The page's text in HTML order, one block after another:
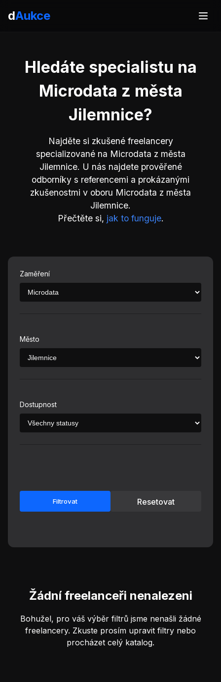
dAukce
Hledáte specialistu na
Microdata z města
Jilemnice?
Najděte si zkušené freelancery
specializované na Microdata z města
Jilemnice. U nás najdete prověřené
odborníky s referencemi a prokázanými
zkušenostmi v oboru Microdata z města
Jilemnice.
Přečtěte si, jak to funguje.
Zaměření
Město
Dostupnost
Filtrovat Resetovat
Žádní freelanceři nenalezeni
Bohužel, pro váš výběr filtrů jsme nenašli žádné
freelancery. Zkuste prosím upravit filtry nebo
procházet celý katalog.